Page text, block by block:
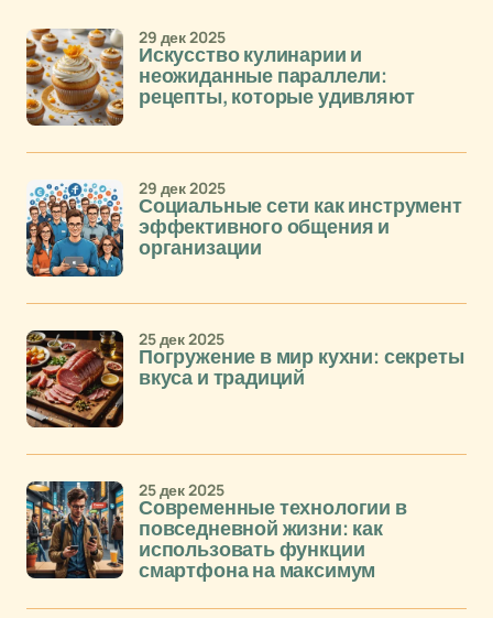
Искусство кулинарии и
неожиданные параллели:
рецепты, которые удивляют
29 дек 2025
Социальные сети как инструмент
эффективного общения и
организации
29 дек 2025
Погружение в мир кухни: секреты
вкуса и традиций
25 дек 2025
Современные технологии в
повседневной жизни: как
использовать функции
смартфона на максимум
25 дек 2025